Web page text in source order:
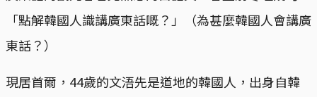
「點解韓國人識講廣東話嘅？」（為甚麼韓國人會講廣
東話？）
現居首爾，44歲的文浯先是道地的韓國人，出身自韓